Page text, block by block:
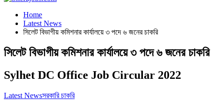
Home
Latest News
সিলেট বিভাগীয় কমিশনার কার্যালয়ে ৩ পদে ৬ জনের চাকরি
সিলেট বিভাগীয় কমিশনার কার্যালয়ে ৩ পদে ৬ জনের চাকরি
Sylhet DC Office Job Circular 2022
Latest Newsসরকারি চাকরি